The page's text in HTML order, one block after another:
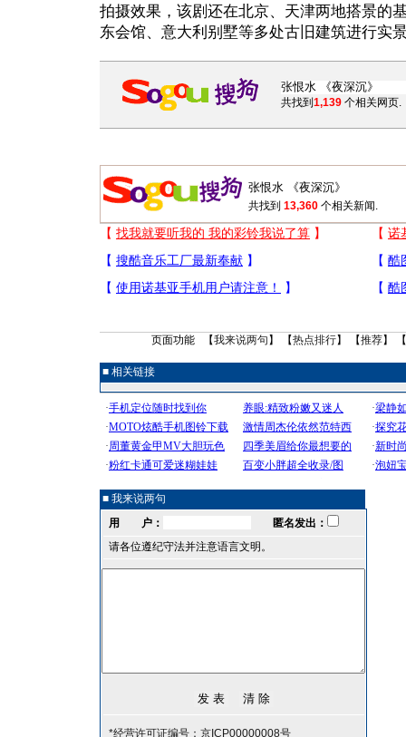
拍摄效果，该剧还在北京、天津两地搭景的
东会馆、意大利别墅等多处古旧建筑进行实
共找到 1,139 个相关网页.
共找到 13,360 个相关新闻.
页面功能 【我来说两句 】 【热点排行】 【推荐】
■ 相关链接
■ 我来说两句
用 户：
匿名发出：
请各位遵纪守法并注意语言文明。
*经营许可证编号：京ICP00000008号